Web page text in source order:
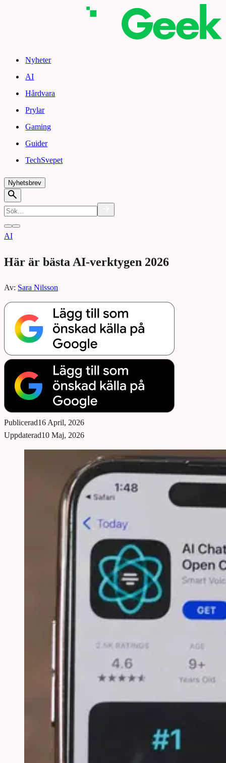
Nyheter
AI
Hårdvara
Prylar
Gaming
Guider
TechSvepet
Nyhetsbrev
AI
Här är bästa AI-verktygen 2026
Av: Sara Nilsson
Publicerad16 April, 2026
Uppdaterad10 Maj, 2026